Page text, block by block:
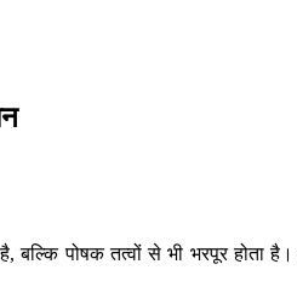
पोषक तत्वों से भी भरपूर होता है।